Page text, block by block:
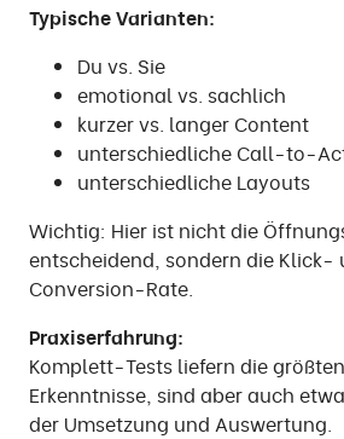
Typische Varianten:
Du vs. Sie
emotional vs. sachlich
kurzer vs. langer Content
unterschiedliche Call-to-
unterschiedliche Layouts
Wichtig: Hier ist nicht die
entscheidend, sondern die Klick-
Conversion-Rate.
Praxiserfahrung:
Komplett-Tests liefern die
Erkenntnisse, sind aber auch
der Umsetzung und Auswertung.